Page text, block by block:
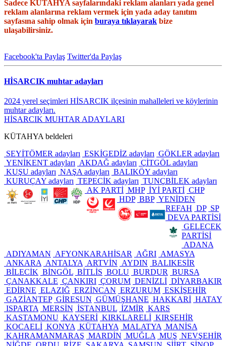
Sadece KÜTAHYA sayfalarındaki reklam alanları yada genel
reklam alanlarına reklam vermek için yada aday tanıtım
sayfasına sahip olmak için buraya tıklayarak bize
ulaşabilirsiniz.
Facebook'ta Paylaş Twitter'da Paylaş
HİSARCIK muhtar adayları
2024 yerel seçimleri HİSARCIK ilçesinin mahalleleri ve köylerinin
muhtar adayları.
HİSARCIK MUHTAR ADAYLARI
KÜTAHYA beldeleri
SEYİTÖMER adayları ESKİGEDİZ adayları GÖKLER adayları
YENİKENT adayları AKDAĞ adayları ÇİTGÖL adayları
KUŞU adayları NAŞA adayları BALIKÖY adayları
KURUÇAY adayları TEPECİK adayları TUNÇBİLEK adayları
AK PARTİ MHP İYİ PARTİ CHP
HDP BBP YENİDEN
REFAH DP SP
DEVA PARTİSİ
GELECEK
PARTİSİ
ADANA
ADIYAMAN AFYONKARAHİSAR AĞRI AMASYA
ANKARA ANTALYA ARTVİN AYDIN BALIKESİR
BİLECİK BİNGÖL BİTLİS BOLU BURDUR BURSA
ÇANAKKALE ÇANKIRI ÇORUM DENİZLİ DİYARBAKIR
EDİRNE ELAZIĞ ERZİNCAN ERZURUM ESKİŞEHİR
GAZİANTEP GİRESUN GÜMÜŞHANE HAKKARİ HATAY
ISPARTA MERSİN İSTANBUL İZMİR KARS
KASTAMONU KAYSERİ KIRKLARELİ KIRŞEHİR
KOCAELİ KONYA KÜTAHYA MALATYA MANİSA
KAHRAMANMARAŞ MARDİN MUĞLA MUŞ NEVŞEHİR